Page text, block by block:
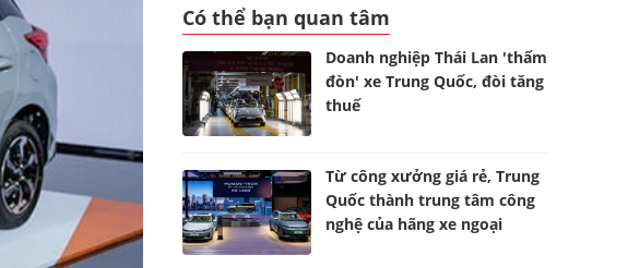
Có thể bạn quan tâm
Doanh nghiệp Thái Lan 'thấm
đòn' xe Trung Quốc, đòi tăng
thuế
Từ công xưởng giá rẻ, Trung
Quốc thành trung tâm công
nghệ của hãng xe ngoại